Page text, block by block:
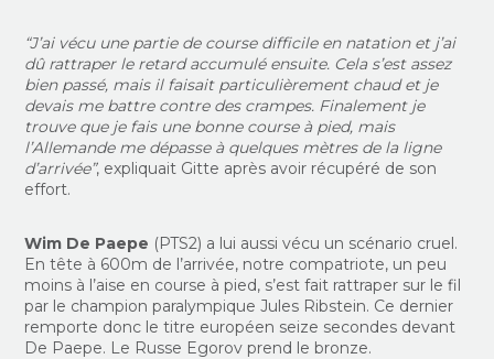
“J’ai vécu une partie de course difficile en natation et j’ai
dû rattraper le retard accumulé ensuite. Cela s’est assez
bien passé, mais il faisait particulièrement chaud et je
devais me battre contre des crampes. Finalement je
trouve que je fais une bonne course à pied, mais
l’Allemande me dépasse à quelques mètres de la ligne
d’arrivée”, expliquait Gitte après avoir récupéré de son
effort.
Wim De Paepe (PTS2) a lui aussi vécu un scénario cruel.
En tête à 600m de l’arrivée, notre compatriote, un peu
moins à l’aise en course à pied, s’est fait rattraper sur le fil
par le champion paralympique Jules Ribstein. Ce dernier
remporte donc le titre européen seize secondes devant
De Paepe. Le Russe Egorov prend le bronze.